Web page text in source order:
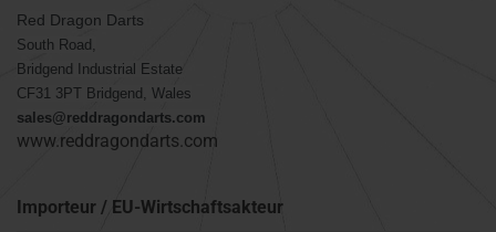
Red Dragon Darts
South Road,
Bridgend Industrial Estate
CF31 3PT Bridgend, Wales
sales@reddragondarts.com
www.reddragondarts.com
Importeur / EU-Wirtschaftsakteur